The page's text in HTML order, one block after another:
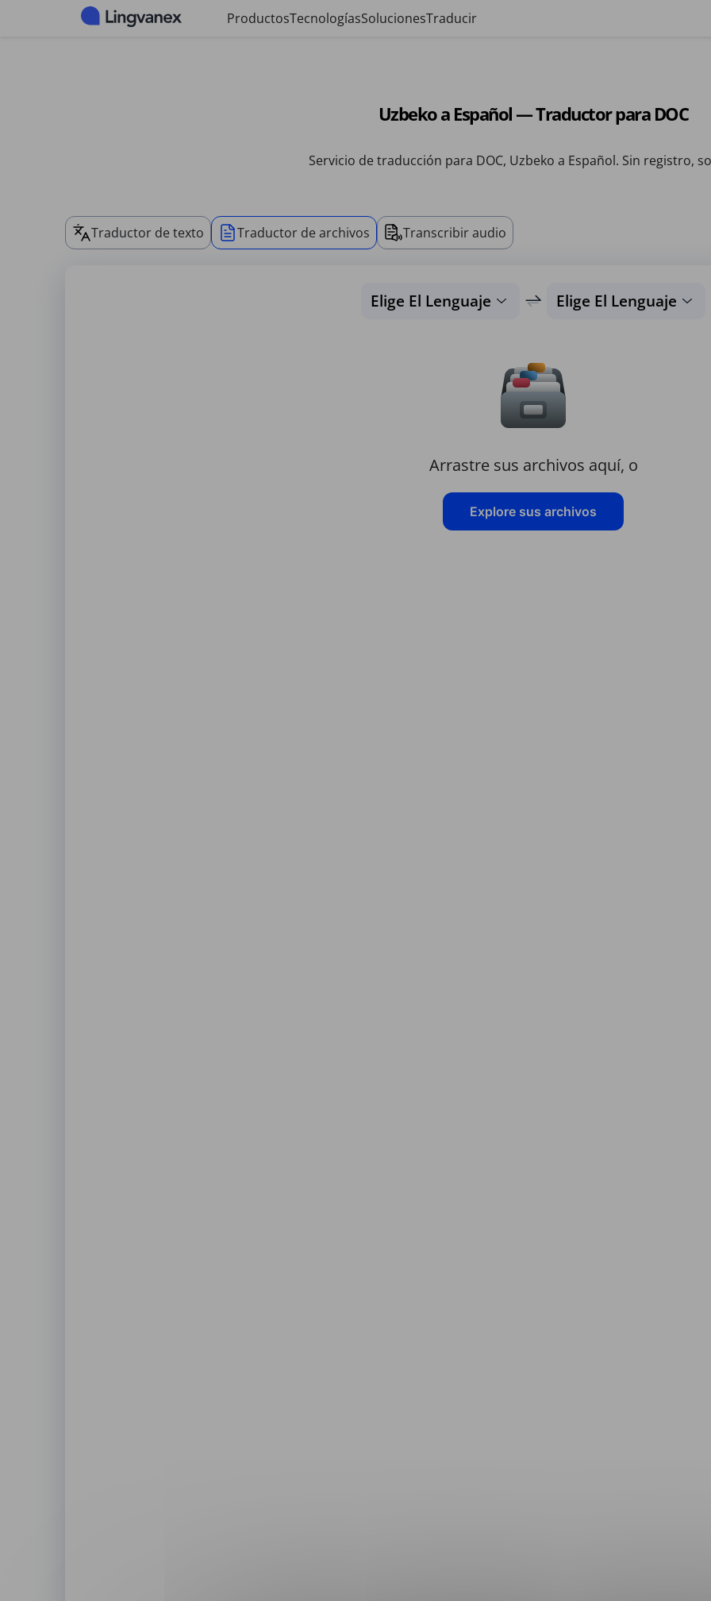
Panel de gestión de cookies
ProductosTecnologíasSolucionesTraducir
Uzbeko a Español — Traductor para DOC
Servicio de traducción para DOC, Uzbeko a Español. Sin registro,
Traductor de texto Traductor de archivos Transcribir audio
Elige El Lenguaje Elige El Lenguaje
Arrastre sus archivos aquí, o
Explore sus archivos